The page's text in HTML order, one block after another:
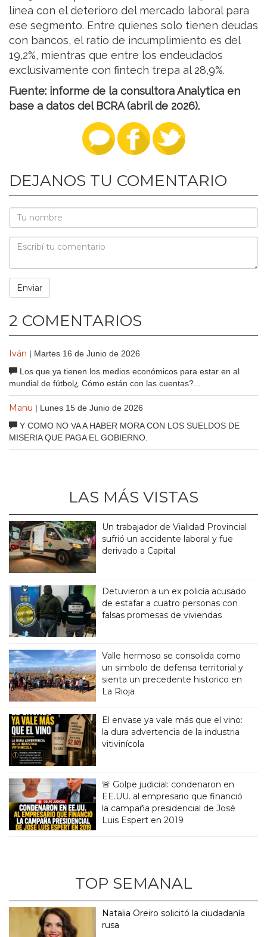
línea con el deterioro del mercado laboral para
ese segmento. Entre quienes solo tienen deudas
con bancos, el ratio de incumplimiento es del
19,2%, mientras que entre los endeudados
exclusivamente con fintech trepa al 28,9%.
Fuente: informe de la consultora Analytica en
base a datos del BCRA (abril de 2026).
DEJANOS TU COMENTARIO
2 COMENTARIOS
Iván | Martes 16 de Junio de 2026
Los que ya tienen los medios económicos para estar en al
mundial de fútbol¿ Cómo están con las cuentas?...
Manu | Lunes 15 de Junio de 2026
Y COMO NO VA A HABER MORA CON LOS SUELDOS DE
MISERIA QUE PAGA EL GOBIERNO.
LAS MÁS VISTAS
Un trabajador de Vialidad Provincial
sufrió un accidente laboral y fue
derivado a Capital
Detuvieron a un ex policía acusado
de estafar a cuatro personas con
falsas promesas de viviendas
Valle hermoso se consolida como
un simbolo de defensa territorial y
sienta un precedente historico en
La Rioja
El envase ya vale más que el vino:
la dura advertencia de la industria
vitivinícola
🚨 Golpe judicial: condenaron en
EE.UU. al empresario que financió
la campaña presidencial de José
Luis Espert en 2019
TOP SEMANAL
Natalia Oreiro solicitó la ciudadanía
rusa